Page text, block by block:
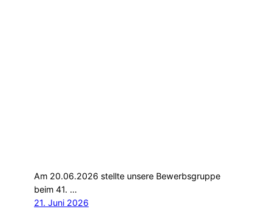
Am 20.06.2026 stellte unsere Bewerbsgruppe
beim 41. …
21. Juni 2026